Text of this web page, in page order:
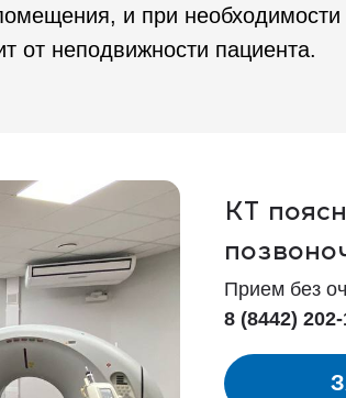
и при
от неподвижности пациента.
КТ
Прием без
8 (8442)